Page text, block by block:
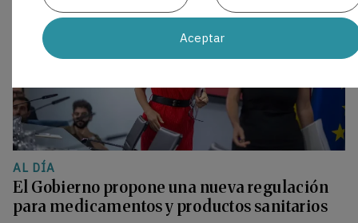
AL DÍA
El Gobierno propone una nueva regulación
para medicamentos y productos sanitarios
Aceptar